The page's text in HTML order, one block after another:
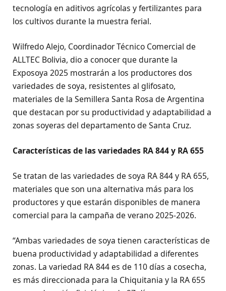
tecnología en aditivos agrícolas y fertilizantes para
los cultivos durante la muestra ferial.
Wilfredo Alejo, Coordinador Técnico Comercial de
ALLTEC Bolivia, dio a conocer que durante la
Exposoya 2025 mostrarán a los productores dos
variedades de soya, resistentes al glifosato,
materiales de la Semillera Santa Rosa de Argentina
que destacan por su productividad y adaptabilidad a
zonas soyeras del departamento de Santa Cruz.
Características de las variedades RA 844 y RA 655
Se tratan de las variedades de soya RA 844 y RA 655,
materiales que son una alternativa más para los
productores y que estarán disponibles de manera
comercial para la campaña de verano 2025-2026.
“Ambas variedades de soya tienen características de
buena productividad y adaptabilidad a diferentes
zonas. La variedad RA 844 es de 110 días a cosecha,
es más direccionada para la Chiquitania y la RA 655